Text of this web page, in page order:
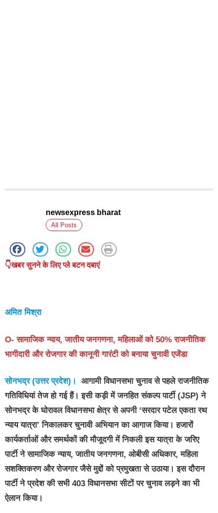
newsexpress bharat
All Posts
👇खबर सुनने के लिए प्ले बटन दबाएं
अमित मिश्रा
O- सामाजिक न्याय, जातीय जनगणना, महिलाओं को 50% राजनीतिक
भागीदारी और रोजगार की कानूनी गारंटी को बनाया चुनावी एजेंडा
सोनभद्र (उत्तर प्रदेश)। आगामी विधानसभा चुनाव से पहले राजनीतिक
गतिविधियां तेज हो गई हैं। इसी कड़ी मेंजनहित संकल्प पार्टी (JSP) ने
सोनभद्र के घोरावल विधानसभा क्षेत्र से अपनी ‘सरदार पटेल एकता रथ
न्याय यात्रा’ निकालकर चुनावी अभियान का आगाज किया। हजारों
कार्यकर्ताओं और समर्थकों की मौजूदगी में निकली इस यात्रा के जरिए
पार्टी ने सामाजिक न्याय, जातीय जनगणना, ओबीसी अधिकार, महिला
सशक्तिकरण और रोजगार जैसे मुद्दों को प्रमुखता से उठाया। इस दौरान
पार्टी ने प्रदेश की सभी 403 विधानसभा सीटोंपर चुनाव लड़ने का भी
ऐलान किया।